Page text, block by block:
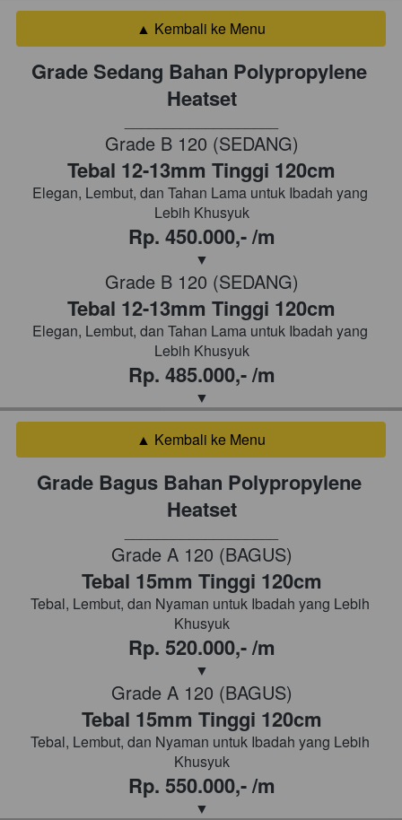
`▲ Kembali ke Menu
Grade Sedang Bahan Polypropylene
Heatset
Grade B 120 (SEDANG)
Tebal 12-13mm Tinggi 120cm
Elegan, Lembut, dan Tahan Lama untuk Ibadah yang
Lebih Khusyuk
Rp. 450.000,- /m
▼
Grade B 120 (SEDANG)
Tebal 12-13mm Tinggi 120cm
Elegan, Lembut, dan Tahan Lama untuk Ibadah yang
Lebih Khusyuk
Rp. 485.000,- /m
▼
`▲ Kembali ke Menu
Grade Bagus Bahan Polypropylene
Heatset
Grade A 120 (BAGUS)
Tebal 15mm Tinggi 120cm
Tebal, Lembut, dan Nyaman untuk Ibadah yang Lebih
Khusyuk
Rp. 520.000,- /m
▼
Grade A 120 (BAGUS)
Tebal 15mm Tinggi 120cm
Tebal, Lembut, dan Nyaman untuk Ibadah yang Lebih
Khusyuk
Rp. 550.000,- /m
▼